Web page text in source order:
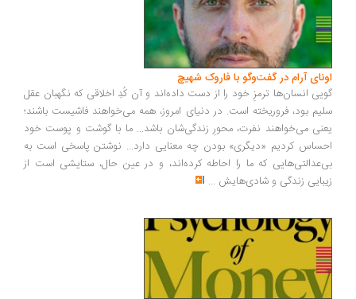
اونای آرام در گفت‌وگو با فاروک شهیچ‭
گویی انسان‌ها ترمزِ خود را از دست داده‌اند و آن کُدِ اخلاقی که نگهبان عقل
سلیم بود، فروریخته است. در دنیای امروز، همه می‌خواهند فاشیست باشند؛
یعنی می‌خواهند نفرت، محورِ زندگی‌شان باشد... ما با گوشت و پوست خود
احساس کردیم «دیگری» بودن چه معنایی دارد... نوشتن پاسخی است به
بی‌عدالتی‌هایی که ما را احاطه کرده‌اند، و در عین حال، ستایشی است از
زیبایی زندگی و شادی‌هایش ...